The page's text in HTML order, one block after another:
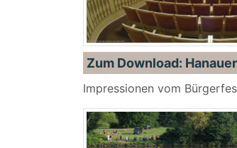
Zum Download:
Impressionen vom